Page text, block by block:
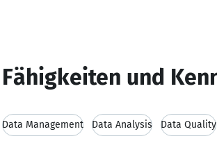
Fähigkeiten und
Data Management Data Analysis Data Quality